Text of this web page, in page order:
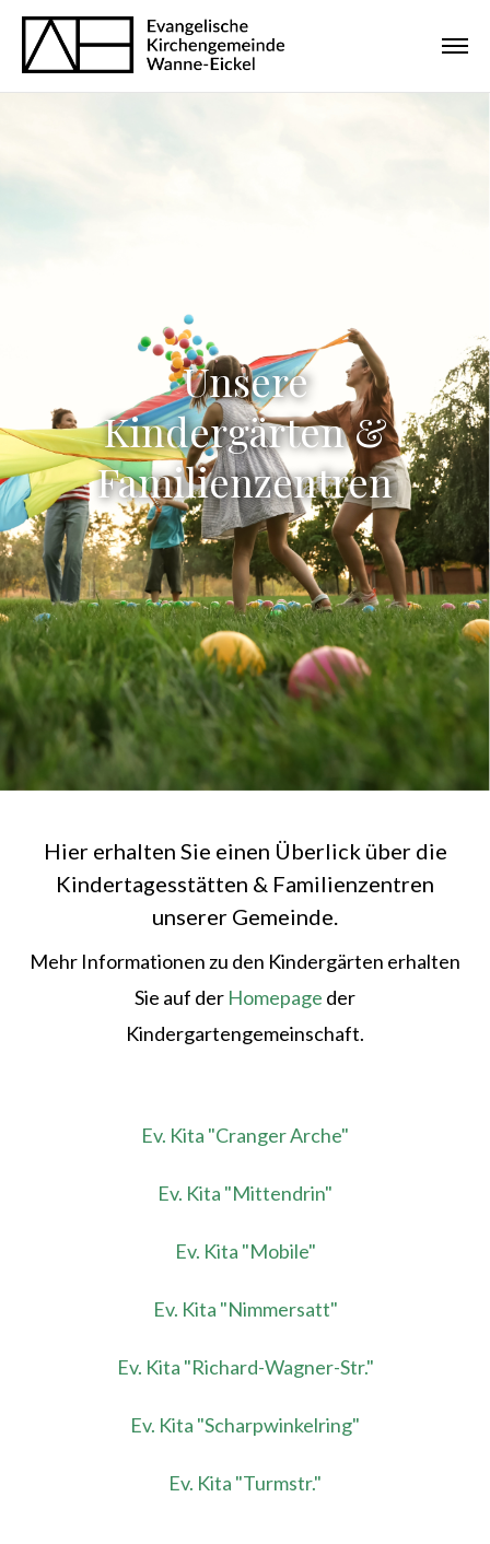
Unsere
Kindergärten &
Familienzentren
Hier erhalten Sie einen Überlick über die
Kindertagesstätten & Familienzentren
unserer Gemeinde.
Mehr Informationen zu den Kindergärten erhalten
Sie auf der Homepage der
Kindergartengemeinschaft.
Ev. Kita "Cranger Arche"
Ev. Kita "Mittendrin"
Ev. Kita "Mobile"
Ev. Kita "Nimmersatt"
Ev. Kita "Richard-Wagner-Str."
Ev. Kita "Scharpwinkelring"
Ev. Kita "Turmstr."